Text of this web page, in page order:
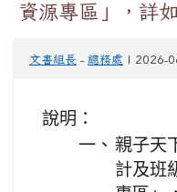
資源專區」，詳
文書組長 - 總務處 | 2026-
說明：
一、 親子天
計及班